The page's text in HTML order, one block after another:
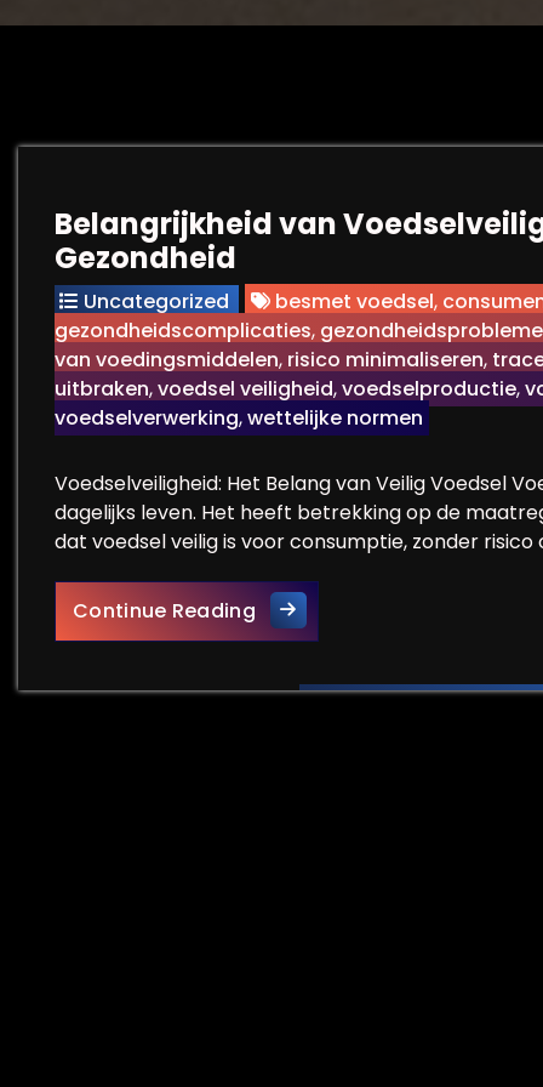
Belangrijkheid van
Gezondheid
Uncategorized besmet voedsel,
gezondheidscomplicaties,
van voedingsmiddelen, risico minimaliseren,
uitbraken,voedsel veiligheid,voedselproductie,
voedselverwerking,wettelijke normen
Voedselveiligheid: Het Belang van Veilig Voedsel
dagelijks leven. Het heeft betrekking op de
dat voedsel veilig is voor consumptie, zonder
Continue ReadingBelangrijkheid van